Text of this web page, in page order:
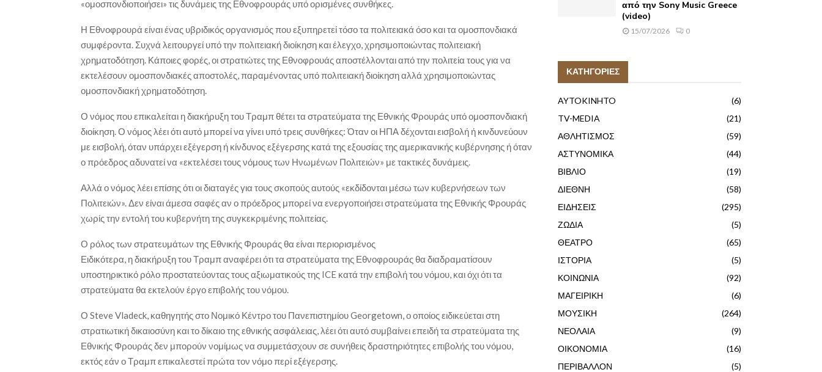
«ομοσπονδιοποιήσει» τις δυνάμεις της Εθνοφρουράς υπό ορισμένες συνθήκες.
Η Εθνοφρουρά είναι ένας υβριδικός οργανισμός που εξυπηρετεί τόσο τα πολιτειακά όσο και τα ομοσπονδιακά
συμφέροντα. Συχνά λειτουργεί υπό την πολιτειακή διοίκηση και έλεγχο, χρησιμοποιώντας πολιτειακή
χρηματοδότηση. Κάποιες φορές, οι στρατιώτες της Εθνοφρουάς αποστέλλονται από την πολιτεία τους για να
εκτελέσουν ομοσπονδιακές αποστολές, παραμένοντας υπό πολιτειακή διοίκηση αλλά χρησιμοποιώντας
ομοσπονδιακή χρηματοδότηση.
Ο νόμος που επικαλείται η διακήρυξη του Τραμπ θέτει τα στρατεύματα της Εθνικής Φρουράς υπό ομοσπονδιακή
διοίκηση. Ο νόμος λέει ότι αυτό μπορεί να γίνει υπό τρεις συνθήκες: Όταν οι ΗΠΑ δέχονται εισβολή ή κινδυνεύουν
με εισβολή, όταν υπάρχει εξέγερση ή κίνδυνος εξέγερσης κατά της εξουσίας της αμερικανικής κυβέρνησης ή όταν
ο πρόεδρος αδυνατεί να «εκτελέσει τους νόμους των Ηνωμένων Πολιτειών» με τακτικές δυνάμεις.
Αλλά ο νόμος λέει επίσης ότι οι διαταγές για τους σκοπούς αυτούς «εκδίδονται μέσω των κυβερνήσεων των
Πολιτειών». Δεν είναι άμεσα σαφές αν ο πρόεδρος μπορεί να ενεργοποιήσει στρατεύματα της Εθνικής Φρουράς
χωρίς την εντολή του κυβερνήτη της συγκεκριμένης πολιτείας.
Ο ρόλος των στρατευμάτων της Εθνικής Φρουράς θα είναι περιορισμένος
Ειδικότερα, η διακήρυξη του Τραμπ αναφέρει ότι τα στρατεύματα της Εθνοφρουράς θα διαδραματίσουν
υποστηρικτικό ρόλο προστατεύοντας τους αξιωματικούς της ICE κατά την επιβολή του νόμου, και όχι ότι τα
στρατεύματα θα εκτελούν έργο επιβολής του νόμου.
Ο Steve Vladeck, καθηγητής στο Νομικό Κέντρο του Πανεπιστημίου Georgetown, ο οποίος ειδικεύεται στη
στρατιωτική δικαιοσύνη και το δίκαιο της εθνικής ασφάλειας, λέει ότι αυτό συμβαίνει επειδή τα στρατεύματα της
Εθνικής Φρουράς δεν μπορούν νομίμως να συμμετάσχουν σε συνήθεις δραστηριότητες επιβολής του νόμου,
εκτός εάν ο Τραμπ επικαλεστεί πρώτα τον νόμο περί εξέγερσης.
από την Sony Music Greece
(video)
15/07/2026 0
ΚΑΤΗΓΟΡΙΕΣ
AYTOKINHTO
(6)
TV-MEDIA
(21)
ΑΘΛΗΤΙΣΜΟΣ
(59)
ΑΣΤΥΝΟΜΙΚΑ
(44)
ΒΙΒΛΙΟ
(19)
ΔΙΕΘΝΗ
(58)
ΕΙΔΗΣΕΙΣ
(295)
ΖΩΔΙΑ
(5)
ΘΕΑΤΡΟ
(65)
ΙΣΤΟΡΙΑ
(5)
ΚΟΙΝΩΝΙΑ
(92)
ΜΑΓΕΙΡΙΚΗ
(6)
ΜΟΥΣΙΚΗ
(264)
ΝΕΟΛΑΙΑ
(9)
ΟΙΚΟΝΟΜΙΑ
(16)
ΠΕΡΙΒΑΛΛΟΝ
(5)